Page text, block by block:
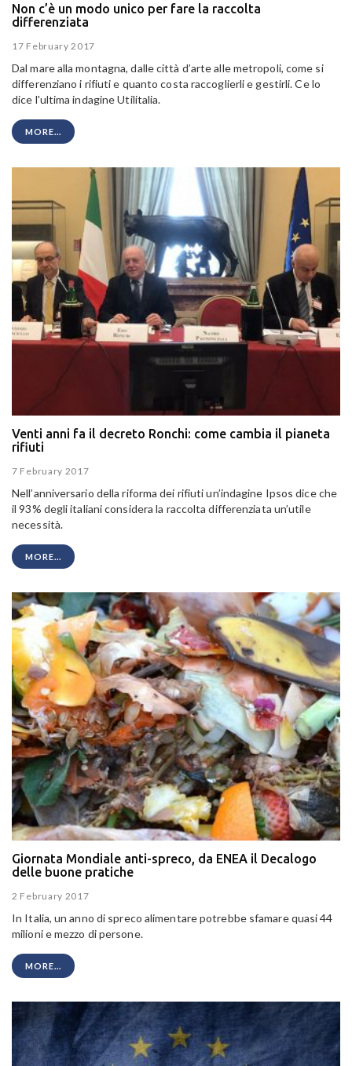
Non c’è un modo unico per fare la raccolta
differenziata
17 February 2017
Dal mare alla montagna, dalle città d’arte alle metropoli, come si
differenziano i rifiuti e quanto costa raccoglierli e gestirli. Ce lo
dice l'ultima indagine Utilitalia.
MORE...
Venti anni fa il decreto Ronchi: come cambia il pianeta
rifiuti
7 February 2017
Nell’anniversario della riforma dei rifiuti un’indagine Ipsos dice che
il 93% degli italiani considera la raccolta differenziata un’utile
necessità.
MORE...
Giornata Mondiale anti-spreco, da ENEA il Decalogo
delle buone pratiche
2 February 2017
In Italia, un anno di spreco alimentare potrebbe sfamare quasi 44
milioni e mezzo di persone.
MORE...